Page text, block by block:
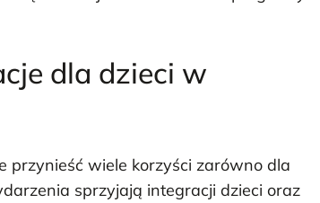
dla dzieci w
wiele korzyści zarówno dla
sprzyjają integracji dzieci oraz